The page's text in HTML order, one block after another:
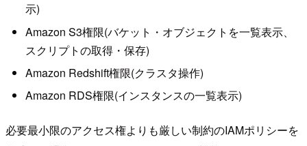
示)
Amazon S3権限(バケット・オブジェクトを一覧表示、
スクリプトの取得・保存)
Amazon Redshift権限(クラスタ操作)
Amazon RDS権限(インスタンスの一覧表示)
必要最小限のアクセス権よりも厳しい制約のIAMポリシーを